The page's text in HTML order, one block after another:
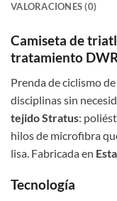
VALORACIONES (0)
Camiseta de
tratamiento
Prenda de ciclismo
disciplinas sin
tejido Stratus:
hilos de microfibra
lisa. Fabricada en
Tecnología